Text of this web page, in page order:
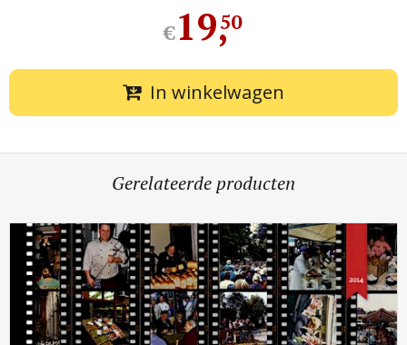
€19,
50
In winkelwagen
Gerelateerde producten